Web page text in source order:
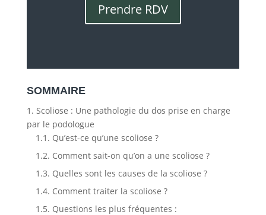
Prendre RDV
SOMMAIRE
1. Scoliose : Une pathologie du dos prise en charge
par le podologue
1.1. Qu’est-ce qu’une scoliose ?
1.2. Comment sait-on qu’on a une scoliose ?
1.3. Quelles sont les causes de la scoliose ?
1.4. Comment traiter la scoliose ?
1.5. Questions les plus fréquentes :